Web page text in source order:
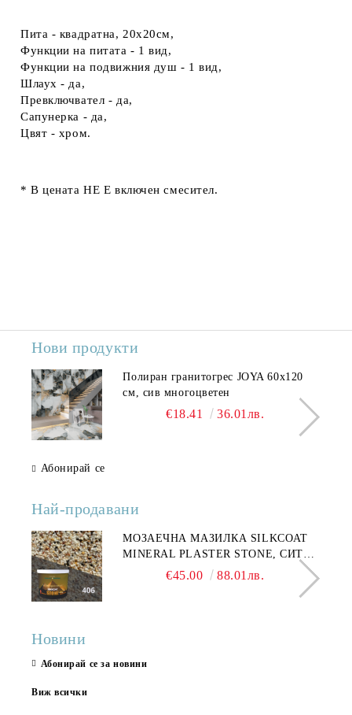
Пита - квадратна, 20х20см,
Функции на питата - 1 вид,
Функции на подвижния душ - 1 вид,
Шлаух - да,
Превключвател - да,
Сапунерка - да,
Цвят - хром.
* В ценатаНЕ Е включен смесител.
Нови продукти
Полиран гранитогрес JOYA 60x120
см, сив многоцветен
€18.41 36.01лв.
Абонирай се
Най-продавани
МОЗАЕЧНА МАЗИЛКА SILKCOAT
MINERAL PLASTER STONE, СИТЕН
КАМЪК 406 25КГ
€45.00 88.01лв.
Новини
Абонирай се за новини
Виж всички